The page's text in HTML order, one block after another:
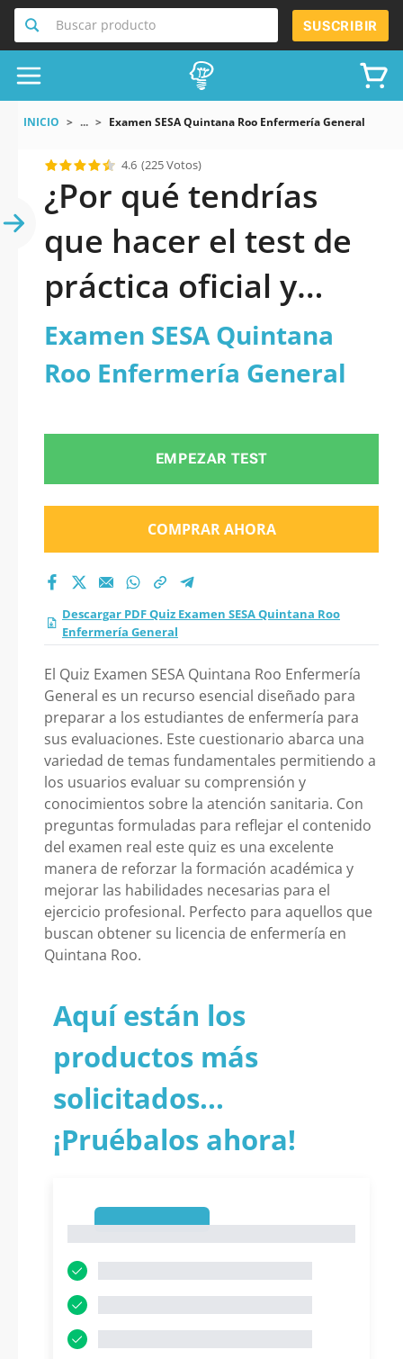
Buscar producto SUSCRIBIR
INICIO ... Examen SESA Quintana Roo Enfermería General
4.6 (225 Votos)
¿Por qué tendrías
que hacer el test de
práctica oficial y
actualizado de
Examen SESA
Enfermería General
2026?
Examen SESA Quintana
Roo Enfermería General
EMPEZAR TEST
COMPRAR AHORA
Descargar PDF Quiz Examen SESA Quintana Roo
Enfermería General
El Quiz Examen SESA Quintana Roo Enfermería
General es un recurso esencial diseñado para
preparar a los estudiantes de enfermería para
sus evaluaciones. Este cuestionario abarca una
variedad de temas fundamentales permitiendo a
los usuarios evaluar su comprensión y
conocimientos sobre la atención sanitaria. Con
preguntas formuladas para reflejar el contenido
del examen real este quiz es una excelente
manera de reforzar la formación académica y
mejorar las habilidades necesarias para el
ejercicio profesional. Perfecto para aquellos que
buscan obtener su licencia de enfermería en
Quintana Roo.
Aquí están los
productos más
solicitados...
¡Pruébalos ahora!